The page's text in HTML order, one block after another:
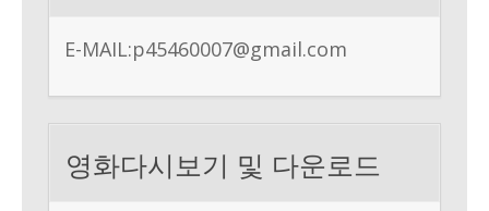
E-MAIL:p45460007@gmail.com
영화다시보기 및 다운로드